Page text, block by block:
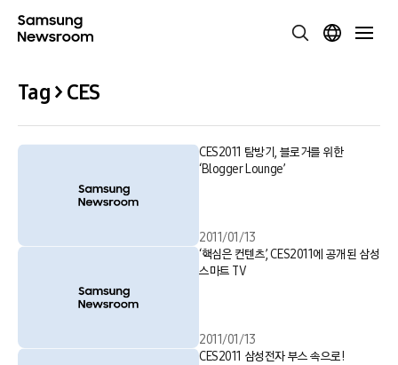
Tag > CES
CES2011 탐방기, 블로거를 위한
‘Blogger Lounge’
2011/01/13
‘핵심은 컨텐츠’, CES2011에 공개된 삼성
스마트 TV
2011/01/13
CES2011 삼성전자 부스 속으로!